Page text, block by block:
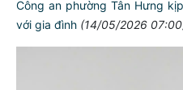
Công an phường Tân Hưng
với gia đình (14/05/2026